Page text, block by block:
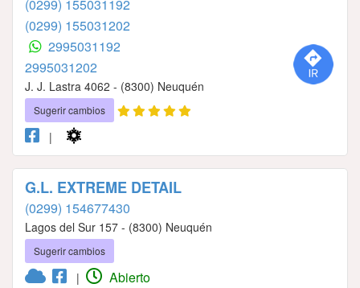
(0299) 155031192
(0299) 155031202
2995031192
2995031202
J. J. Lastra 4062 - (8300) Neuquén
Sugerir cambios
|
G.L. EXTREME DETAIL
(0299) 154677430
Lagos del Sur 157 - (8300) Neuquén
Sugerir cambios
| Abierto